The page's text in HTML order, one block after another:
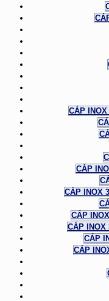
CÁP
CÁP
CÁP INOX
CÁP
CÁP INOX
CÁP
CÁP